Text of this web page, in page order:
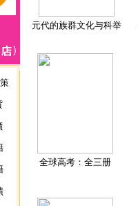
元代的族群文化与科举
全球高考：全三册